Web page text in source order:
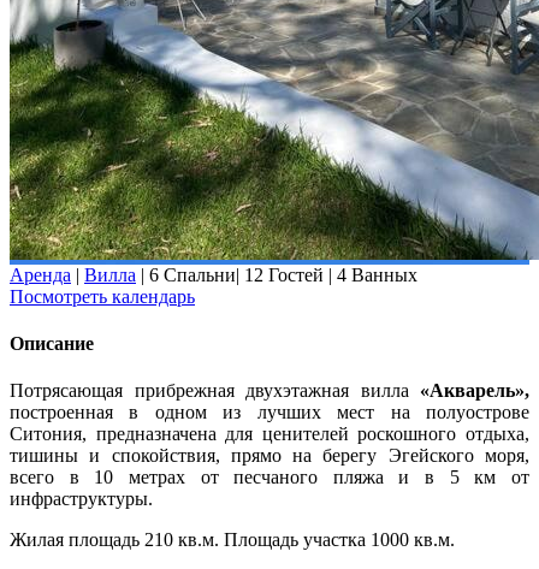
Аренда | Вилла | 6 Спальни| 12 Гостей | 4 Ванных
Посмотреть календарь
Описание
Потрясающая прибрежная двухэтажная вилла «Акварель»,
построенная в одном из лучших мест на полуострове
Ситония, предназначена для ценителей роскошного отдыха,
тишины и спокойствия, прямо на берегу Эгейского моря,
всего в 10 метрах от песчаного пляжа и в 5 км от
инфраструктуры.
Жилая площадь 210 кв.м. Площадь участка 1000 кв.м.